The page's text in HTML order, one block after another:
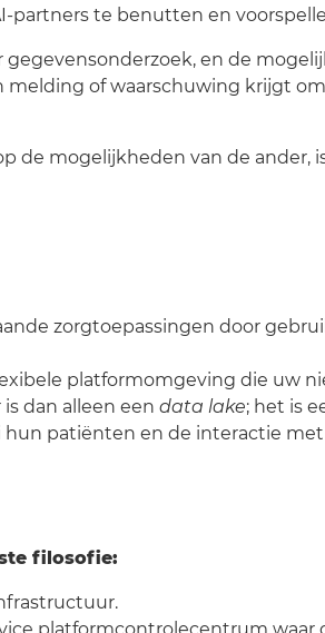
partners te benutten en
en de
of waarschuwing krijgt
de mogelijkheden van de ander,
zorgtoepassingen door
platformomgeving die uw
dan alleen een data lake; het is
patiënten en de interactie
filosofie: